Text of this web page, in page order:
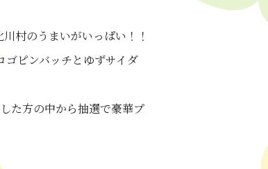
村のうまいがいっぱい！！
ピンバッチとゆずサイダ
た方の中から抽選で豪華プ